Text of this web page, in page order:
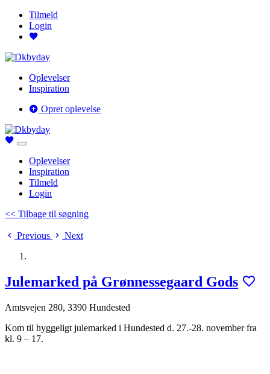
Tilmeld
Login
Oplevelser
Inspiration
Opret oplevelse
Oplevelser
Inspiration
Tilmeld
Login
<< Tilbage til søgning
Previous Next
Julemarked på Grønnessegaard Gods
Amtsvejen 280, 3390 Hundested
Kom til hyggeligt julemarked i Hundested d. 27.-28. november fra
kl. 9 – 17.